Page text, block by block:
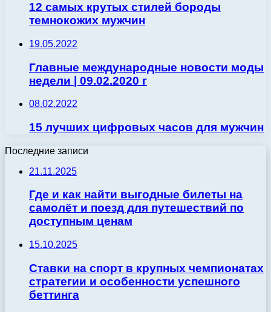
12 самых крутых стилей бороды
темнокожих мужчин
19.05.2022
Главные международные новости моды
недели | 09.02.2020 г
08.02.2022
15 лучших цифровых часов для мужчин
Последние записи
21.11.2025
Где и как найти выгодные билеты на
самолёт и поезд для путешествий по
доступным ценам
15.10.2025
Ставки на спорт в крупных чемпионатах
стратегии и особенности успешного
беттинга